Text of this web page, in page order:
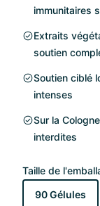
immunitaires
Extraits
soutien
Soutien ciblé
intenses
Sur la
interdites
Taille de
90 Gélules